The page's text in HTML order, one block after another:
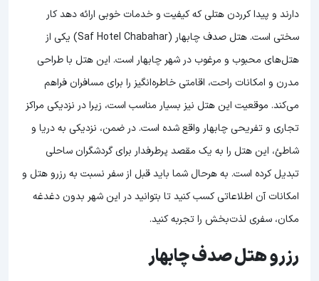
دارند و پیدا کرردن هتلی که کیفیت و خدمات خوبی ارائه دهد کار
سختی است. هتل صدف چابهار (Saf Hotel Chabahar) یکی از
هتل‌های محبوب و مرغوب در شهر چابهار است. این هتل با طراحی
مدرن و امکانات راحت، اقامتی خاطره‌انگیز را برای مسافران فراهم
می‌کند. موقعیت این هتل نیز بسیار مناسب است، زیرا در نزدیکی مراکز
تجاری و تفریحی چابهار واقع شده است. در ضمن، نزدیکی به دریا و
شاطئ، این هتل را به یک مقصد پرطرفدار برای گردشگران ساحلی
تبدیل کرده است. به هرحال شما باید قبل از سفر نسبت به رزرو هتل و
امکانات آن اطلاعاتی کسب کنید تا بتوانید در این شهر بدون دغدغه
مکان، سفری لذت‌بخش را تجربه کنید.
رزرو هتل صدف چابهار